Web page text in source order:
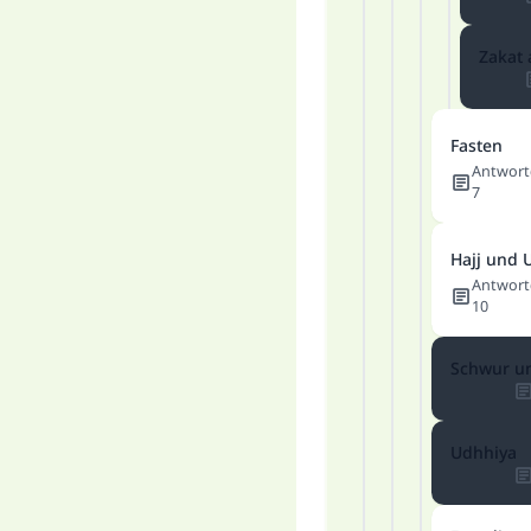
Zakat
Fasten
7
Hajj und
10
Schwur
Udhhiya